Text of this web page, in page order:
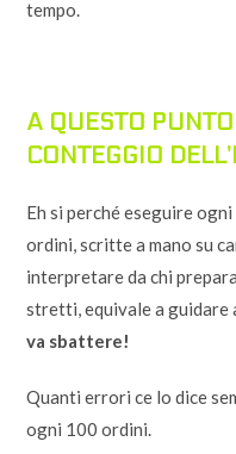
tempo.
A QUESTO
CONTEGGIO
Eh si perché eseguire
ordini, scritte a mano su
interpretare da chi
stretti, equivale a guidare
va sbattere!
Quanti errori ce lo dice
ogni 100 ordini.